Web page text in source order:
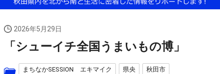
2026年5月29日
「シューイチ全国うまいもの博」
まちなかSESSION エキマイク 県央 秋田市